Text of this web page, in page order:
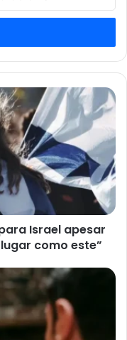
Israel apesar
como este”